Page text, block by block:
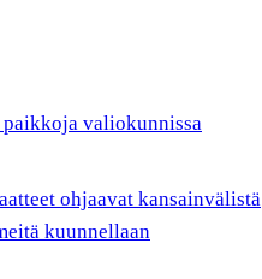
valiokunnissa
ohjaavat kansainvälistä
kuunnellaan